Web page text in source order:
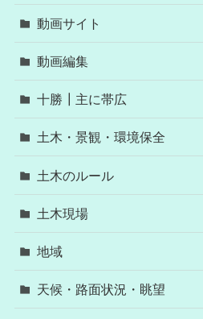
動画サイト
動画編集
十勝┃主に帯広
土木・景観・環境保全
土木のルール
土木現場
地域
天候・路面状況・眺望